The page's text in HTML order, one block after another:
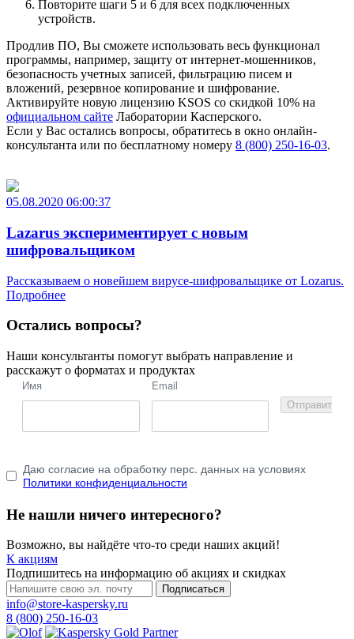
Повторите шаги 5 и 6 для всех подключенных
устройств.
Продлив ПО, Вы сможете использовать весь функционал
программы, например, защиту от интернет-мошенников,
безопасность учетных записей, фильтрацию писем и
вложений, резервное копирование и шифрование.
Активируйте новую лицензию KSOS со скидкой 10% на
официальном сайте Лаборатории Касперского.
Если у Вас остались вопросы, обратитесь в окно онлайн-
консультанта или по бесплатному номеру 8 (800) 250-16-03.
05.08.2020 06:00:37
Lazarus экспериментирует с новым
шифровальщиком
Рассказываем о новейшем вирусе-шифровальщике от Lozarus.
Подробнее
Остались вопросы?
Наши консультанты помогут выбрать направление и
расскажут о форматах и продуктах
Имя Email
Отправить
Даю согласие на обработку перс. данных на условиях
Политики конфиденциальности
Не нашли ничего интересного?
Возможно, вы найдёте что-то среди наших акций!
К акциям
Подпишитесь на информацию об акциях и скидках
Подписаться
info@store-kaspersky.ru
8 (800) 250-16-03